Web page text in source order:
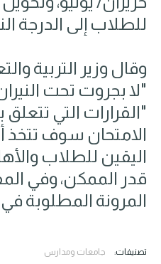
للطلاب إلى الدرجة
وقال وزير التربية
"لا بجروت تحت
"القرارات التي
الامتحان سوف تتخذ
اليقين للطلاب
قدر الممكن، وفي
المرونة المطلوبة
تصنيفات: جامعات ومدارس